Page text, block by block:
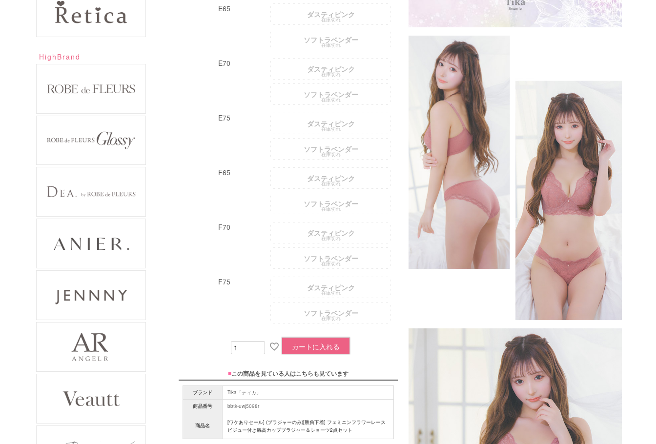
HighBrand
E65
ダスティピンク
在庫切れ
ソフトラベンダー
在庫切れ
E70
ダスティピンク
在庫切れ
ソフトラベンダー
在庫切れ
E75
ダスティピンク
在庫切れ
ソフトラベンダー
在庫切れ
F65
ダスティピンク
在庫切れ
ソフトラベンダー
在庫切れ
F70
ダスティピンク
在庫切れ
ソフトラベンダー
在庫切れ
F75
ダスティピンク
在庫切れ
ソフトラベンダー
在庫切れ
カートに入れる
■この商品を見ている人はこちらも見ています
ブランド
Tika「ティカ」
商品番号
bbtk-uwj5098r
商品名
[ワケありセール] (ブラジャーのみ)[勝負下着] フェミニンフラワーレース
ビジュー付き脇高カップブラジャー＆ショーツ2点セット